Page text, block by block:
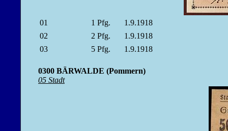
01 1 Pfg.
1.9.1918
02
2 Pfg.
1.9.1918
03
5 Pfg. 1.9.1918
0300 BÄRWALDE (Pommern)
05 Stadt